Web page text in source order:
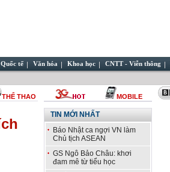
Quốc tế Văn hóa Khoa học CNTT - Viễn thông
THỂ THAO MOBILE
TIN MỚI NHẤT
Báo Nhật ca ngợi VN làm
Chủ tịch ASEAN
GS Ngô Bảo Châu: khơi
đam mê từ tiểu học